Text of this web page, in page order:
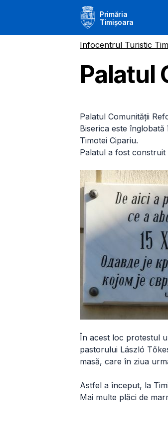
Primăria
Timișoara
Infocentrul Turistic
Palatul
Palatul Comunității
Biserica este
Timotei Cipariu.
Palatul a fost construit
În acest loc protestul
pastorului László
masă, care în ziua
Astfel a început, la
Mai multe plăci de